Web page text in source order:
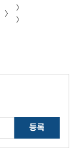
〉
〉
〉
등록